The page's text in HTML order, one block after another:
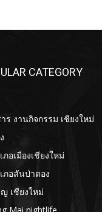
CATEGORY
ร งานกิจกรรม เชียงใหม่
ภอเมืองเชียงใหม่
ภอสันป่าตอง
เชียงใหม่